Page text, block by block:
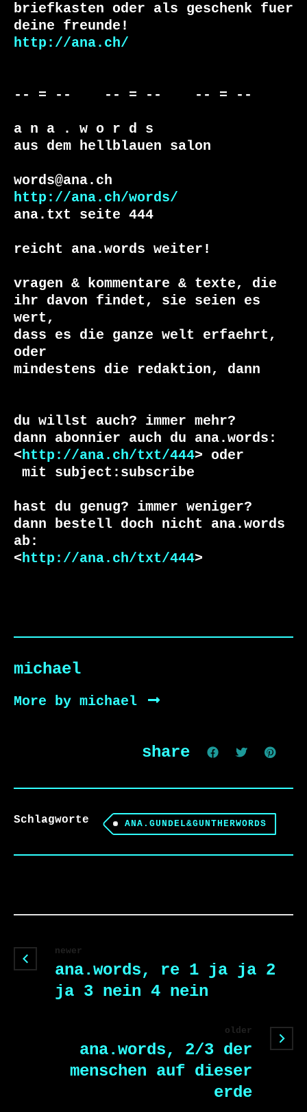
briefkasten oder als geschenk fuer
http://ana.ch/
-- = --    -- = --    -- = --
a n a . w o r d s
aus dem hellblauen salon
http://ana.ch/words/
ana.txt seite 444
reicht ana.words weiter!
vragen & kommentare & texte, die
ihr davon findet, sie seien es
wert,
dass es die ganze welt erfaehrt,
oder
du willst auch? immer mehr?
dann abonnier auch du ana.words:
<http://ana.ch/txt/444
hast du genug? immer weniger?
dann bestell doch nicht ana.words
ab:
<http://ana.ch/txt/444>
michael
More by michael
share
Schlagworte ANA.GUNDEL&GUNTHERWORDS
newer
ana.words, re 1 ja ja 2
ja 3 nein 4 nein
older
ana.words, 2/3 der
menschen auf dieser
erde